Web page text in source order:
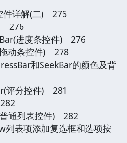
详解(二) 276
276
进度条控件) 276
动条控件) 278
和SeekBar的颜色及背
评分控件) 281
通列表控件) 282
表项添加复选框和选项按